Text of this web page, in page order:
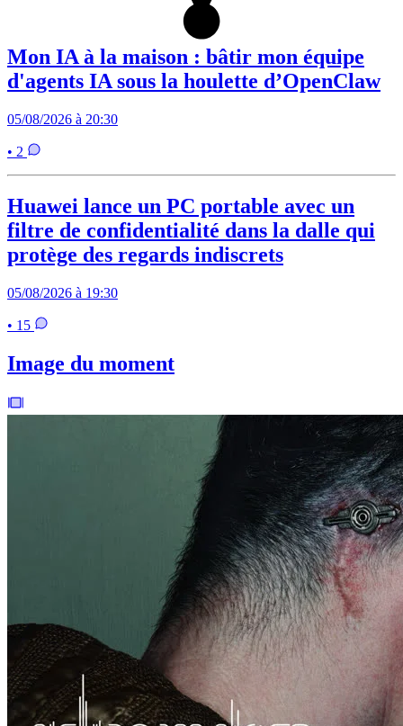
Mon IA à la maison : bâtir mon équipe
d'agents IA sous la houlette d’OpenClaw
05/08/2026 à 20:30
• 2
Huawei lance un PC portable avec un
filtre de confidentialité dans la dalle qui
protège des regards indiscrets
05/08/2026 à 19:30
• 15
Image du moment